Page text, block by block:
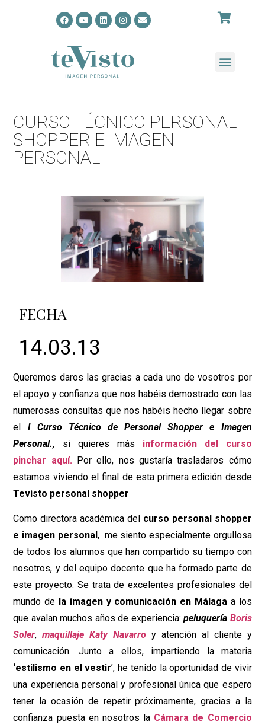
CURSO TÉCNICO PERSONAL
SHOPPER E IMAGEN
PERSONAL
FECHA
14.03.13
Queremos daros las gracias a cada uno de vosotros por
el apoyo y confianza que nos habéis demostrado con las
numerosas consultas que nos habéis hecho llegar sobre
el
I
Curso Técnico de Personal Shopper e Imagen
Personal., si quieres más información del curso
pinchar aquí. Por ello, nos gustaría trasladaros cómo
estamos viviendo el final de esta primera edición desde
Tevisto personal shopper
Como directora académica del curso personal shopper
e imagen personal , me siento especialmente orgullosa
de todos los alumnos que han compartido su tiempo con
nosotros, y del equipo docente que ha formado parte de
este proyecto. Se trata de excelentes profesionales del
mundo de la imagen y comunicación en Málaga a los
que avalan muchos años de experiencia:peluquería Boris
Soler,maquillaje Katy Navarro y atención al cliente y
comunicación.
Junto a ellos, impartiendo la materia
‘estilismo en el vestir’, he tenido la oportunidad de vivir
una experiencia personal y profesional única que espero
tener la ocasión de repetir próximamente, gracias a la
confianza puesta en nosotros la Cámara de Comercio